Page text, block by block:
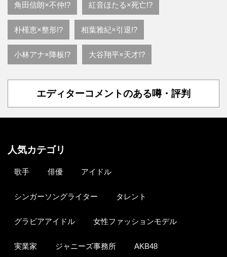
角田信朗×不仲!? 紅音ほたる×死亡!?
朴槿恵×整形!? 相葉雅紀×引退!?
小林アナ×降板!? 大谷翔平×天才!?
エディターコメントのある噂・評判
人気カテゴリ
歌手 俳優 アイドル
シンガーソングライター タレント
グラビアアイドル 女性ファッションモデル
実業家 ジャニーズ事務所 AKB48